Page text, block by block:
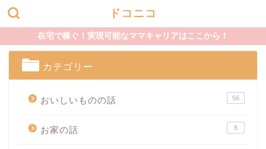
ドコニコ
在宅で稼ぐ！実現可能なママキャリアはここから！
カテゴリー
おいしいものの話 56
お家の話 8